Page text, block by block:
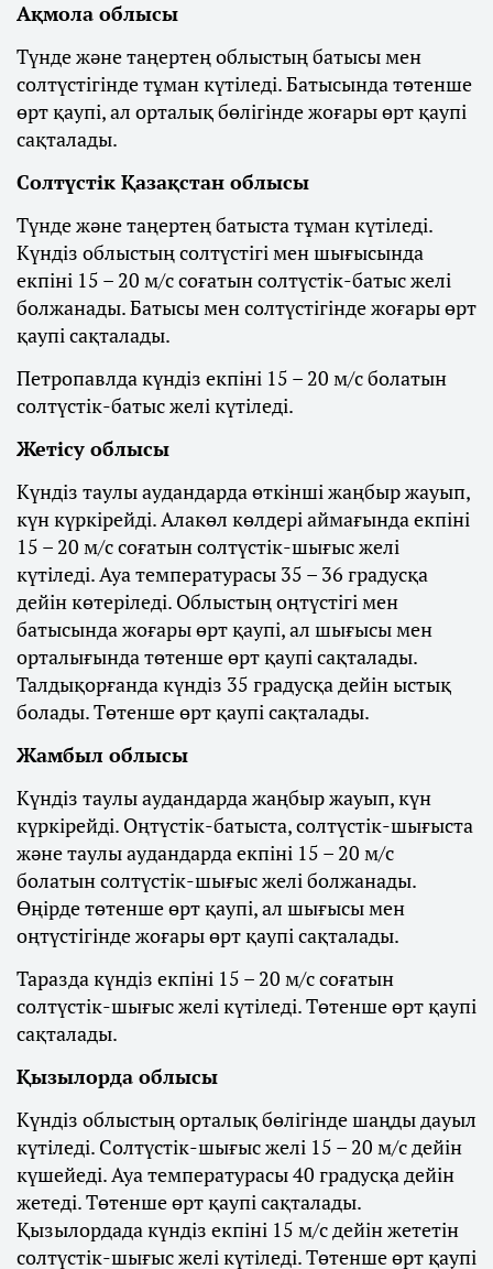
Ақмола облысы
Түнде және таңертең облыстың батысы мен
солтүстігінде тұман күтіледі. Батысында төтенше
өрт қаупі, ал орталық бөлігінде жоғары өрт қаупі
сақталады.
Солтүстік Қазақстан облысы
Түнде және таңертең батыста тұман күтіледі.
Күндіз облыстың солтүстігі мен шығысында
екпіні 15 – 20 м/с соғатын солтүстік-батыс желі
болжанады. Батысы мен солтүстігінде жоғары өрт
қаупі сақталады.
Петропавлда күндіз екпіні 15 – 20 м/с болатын
солтүстік-батыс желі күтіледі.
Жетісу облысы
Күндіз таулы аудандарда өткінші жаңбыр жауып,
күн күркірейді. Алакөл көлдері аймағында екпіні
15 – 20 м/с соғатын солтүстік-шығыс желі
күтіледі. Ауа температурасы 35 – 36 градусқа
дейін көтеріледі. Облыстың оңтүстігі мен
батысында жоғары өрт қаупі, ал шығысы мен
орталығында төтенше өрт қаупі сақталады.
Талдықорғанда күндіз 35 градусқа дейін ыстық
болады. Төтенше өрт қаупі сақталады.
Жамбыл облысы
Күндіз таулы аудандарда жаңбыр жауып, күн
күркірейді. Оңтүстік-батыста, солтүстік-шығыста
және таулы аудандарда екпіні 15 – 20 м/с
болатын солтүстік-шығыс желі болжанады.
Өңірде төтенше өрт қаупі, ал шығысы мен
оңтүстігінде жоғары өрт қаупі сақталады.
Таразда күндіз екпіні 15 – 20 м/с соғатын
солтүстік-шығыс желі күтіледі. Төтенше өрт қаупі
сақталады.
Қызылорда облысы
Күндіз облыстың орталық бөлігінде шаңды дауыл
күтіледі. Солтүстік-шығыс желі 15 – 20 м/с дейін
күшейеді. Ауа температурасы 40 градусқа дейін
жетеді. Төтенше өрт қаупі сақталады.
Қызылордада күндіз екпіні 15 м/с дейін жететін
солтүстік-шығыс желі күтіледі. Төтенше өрт қаупі